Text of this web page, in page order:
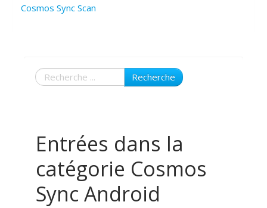
Connexion
Cosmos Sync Scan
Recherche
Entrées dans la
catégorie Cosmos
Sync Android